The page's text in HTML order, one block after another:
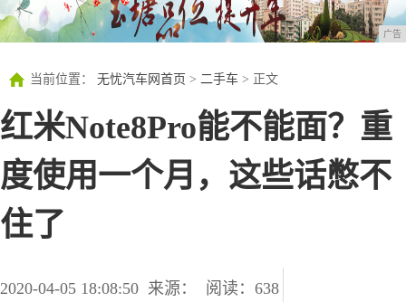
广告
当前位置： 无忧汽车网首页 > 二手车 > 正文
红米Note8Pro能不能面？重
度使用一个月，这些话憋不
住了
2020-04-05 18:08:50 来源： 阅读：638